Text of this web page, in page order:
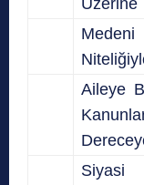
Aileye
Siyasi